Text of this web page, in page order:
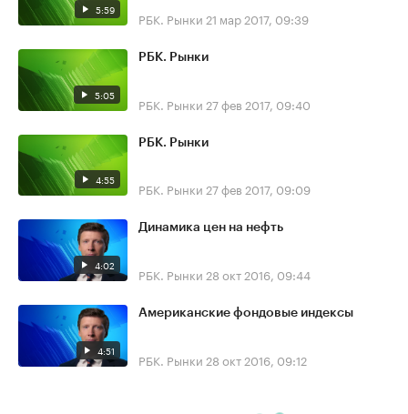
5:59 РБК. Рынки 21 мар 2017, 09:39
5:05
РБК. Рынки
РБК. Рынки 27 фев 2017, 09:40
4:55
РБК. Рынки
РБК. Рынки 27 фев 2017, 09:09
4:02
Динамика цен на нефть
РБК. Рынки 28 окт 2016, 09:44
4:51
Американские фондовые индексы
РБК. Рынки 28 окт 2016, 09:12